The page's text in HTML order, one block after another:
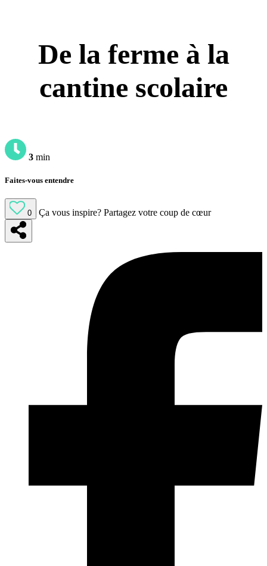
De la ferme à la
cantine scolaire
3 min
Faites-vous entendre
0 Ça vous inspire? Partagez votre coup de cœur